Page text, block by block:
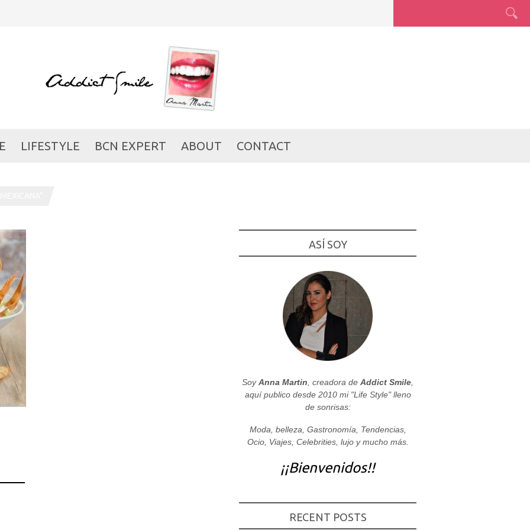
LIFESTYLE BCN EXPERT ABOUT CONTACT
ASÍ SOY
SoyAnna Martin , creadora de Addict Smile
aquí publico desde 2010 mi "Life Style" lleno
de sonrisas:
Moda, belleza, Gastronomía, Tendencias,
Ocio, Viajes, Celebrities, lujo y mucho más.
¡¡Bienvenidos!!
RECENT POSTS